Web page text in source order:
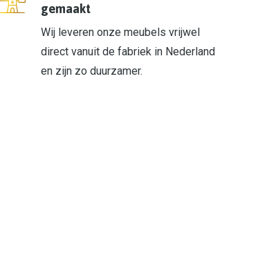
gemaakt
Wij leveren onze meubels vrijwel
direct vanuit de fabriek in Nederland
en zijn zo duurzamer.